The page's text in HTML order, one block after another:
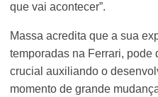
que vai acontecer”.
Massa acredita que a sua
temporadas na Ferrari, pode
crucial auxiliando o
momento de grande